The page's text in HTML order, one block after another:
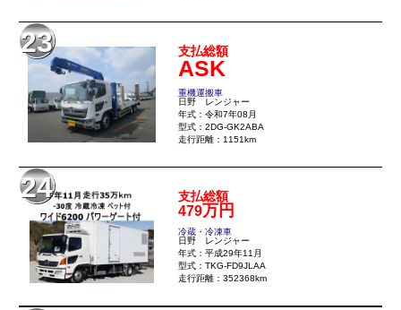
23 支払総額
ASK
重機運搬車
日野 レンジャー
年式：令和7年08月
型式：2DG-GK2ABA
走行距離：1151km
24 支払総額
479万円
冷蔵・冷凍車
日野 レンジャー
年式：平成29年11月
型式：TKG-FD9JLAA
走行距離：352368km